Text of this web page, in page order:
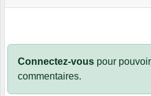
Connectez-vous pour
commentaires.